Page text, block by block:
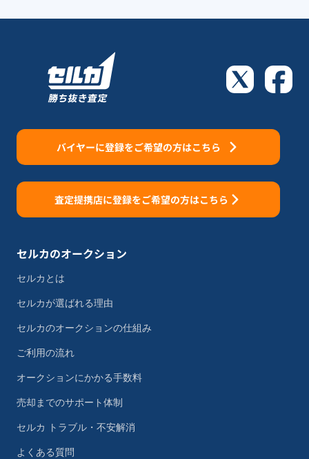
バイヤーに登録をご希望の方はこちら
査定提携店に登録をご希望の方はこちら
セルカのオークション
セルカとは
セルカが選ばれる理由
セルカのオークションの仕組み
ご利用の流れ
オークションにかかる手数料
売却までのサポート体制
セルカ トラブル・不安解消
よくある質問